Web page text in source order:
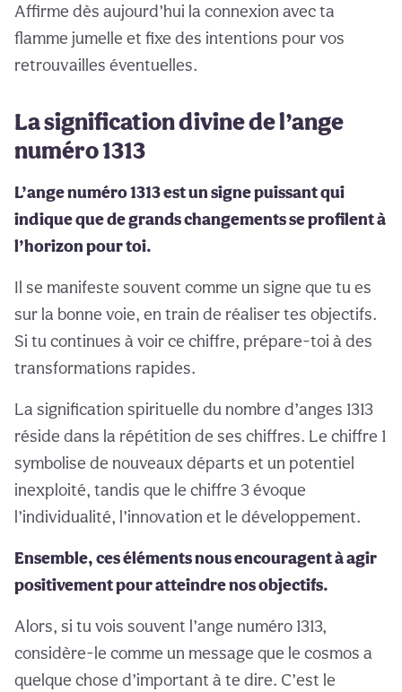
Affirme dès aujourd’hui la connexion avec ta
flamme jumelle et fixe des intentions pour vos
retrouvailles éventuelles.
La signification divine de l’ange
numéro 1313
L’ange numéro 1313 est un signe puissant qui
indique que de grands changements se profilent à
l’horizon pour toi.
Il se manifeste souvent comme un signe que tu es
sur la bonne voie, en train de réaliser tes objectifs.
Si tu continues à voir ce chiffre, prépare-toi à des
transformations rapides.
La signification spirituelle du nombre d’anges 1313
réside dans la répétition de ses chiffres. Le chiffre 1
symbolise de nouveaux départs et un potentiel
inexploité, tandis que le chiffre 3 évoque
l’individualité, l’innovation et le développement.
Ensemble, ces éléments nous encouragent à agir
positivement pour atteindre nos objectifs.
Alors, si tu vois souvent l’ange numéro 1313,
considère-le comme un message que le cosmos a
quelque chose d’important à te dire. C’est le